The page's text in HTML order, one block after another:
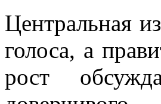
Центральная
голоса, а
рост